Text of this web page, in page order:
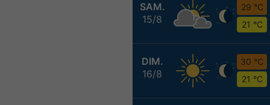
SAM.
15/8
29 °C
21 °C
DIM.
16/8
30 °C
21 °C